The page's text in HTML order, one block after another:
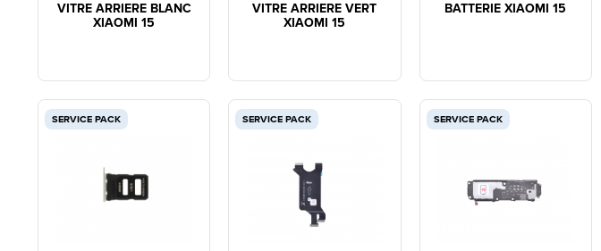
VITRE ARRIERE BLANC
XIAOMI 15
VITRE ARRIERE VERT
XIAOMI 15
BATTERIE XIAOMI 15
SERVICE PACK SERVICE PACK SERVICE PACK